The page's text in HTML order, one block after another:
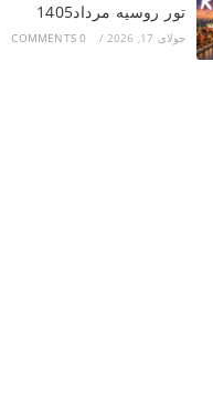
تور روسیه مرداد1405
جولای 17, 2026 /
0 COMMENTS